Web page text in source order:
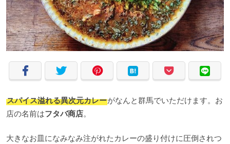
スパイス溢れる異次元カレーがなんと群馬でいただけます。お
店の名前はフタバ商店。
大きなお皿になみなみ注がれたカレーの盛り付けに圧倒されつ